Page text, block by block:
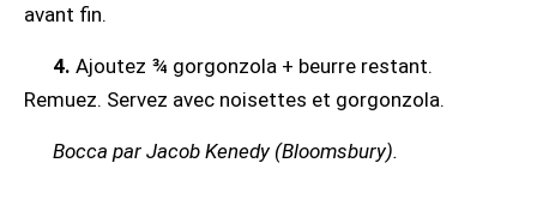
avant fin.
4. Ajoutez ¾ gorgonzola + beurre restant.
Remuez. Servez avec noisettes et gorgonzola.
Bocca par Jacob Kenedy (Bloomsbury).